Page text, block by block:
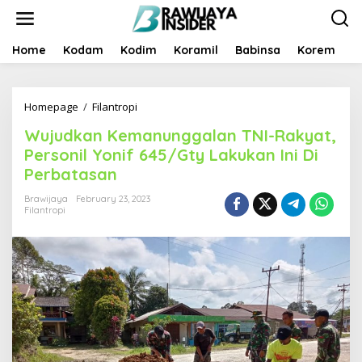
t
Home Kodam Kodim Koramil Babinsa Korem
Homepage / Filantropi
j
u
d
a
e
m
a
n
u
n
g
g
a
Wujudkan Kemanunggalan TNI-Rakyat,
Personil Yonif 645/Gty Lakukan Ini Di
Perbatasan
Brawijaya
February 23, 2023
Filantropi